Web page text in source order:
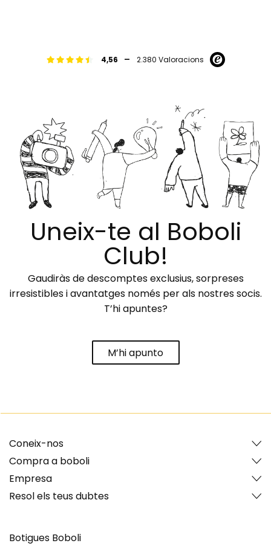
4,56 - 2.380 Valoracions
Uneix-te al Boboli
Club!
Gaudiràs de descomptes exclusius, sorpreses
irresistibles i avantatges només per als nostres socis.
T’hi apuntes?
M’hi apunto
Coneix-nos
Compra a boboli
Empresa
Resol els teus dubtes
Botigues Boboli